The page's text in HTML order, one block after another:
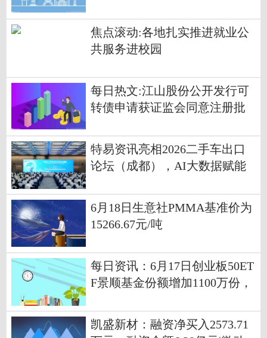
焦点滚动:各地扎实推进就业公
共服务进校园
每日热文:江山股份公开发行可
转债申请获证监会同意注册批
特易资讯亮相2026二手车出口
论坛（成都），AI大数据赋能
6月18日生意社PMMA基准价为
15266.67元/吨
每日资讯：6月17日创业板50ET
F景顺基金份额增加1100万份，
新易盛
凯盛新材：融资净买入2573.71